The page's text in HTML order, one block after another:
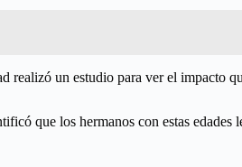
un estudio para ver el impacto
que los hermanos con estas edades